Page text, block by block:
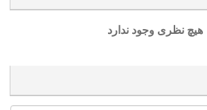
هیچ نظری وجود ندارد